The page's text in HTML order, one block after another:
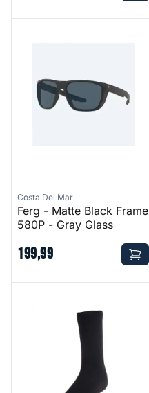
Costa Del Mar
Ferg - Matte Black Frame
580P - Gray Glass
199,99